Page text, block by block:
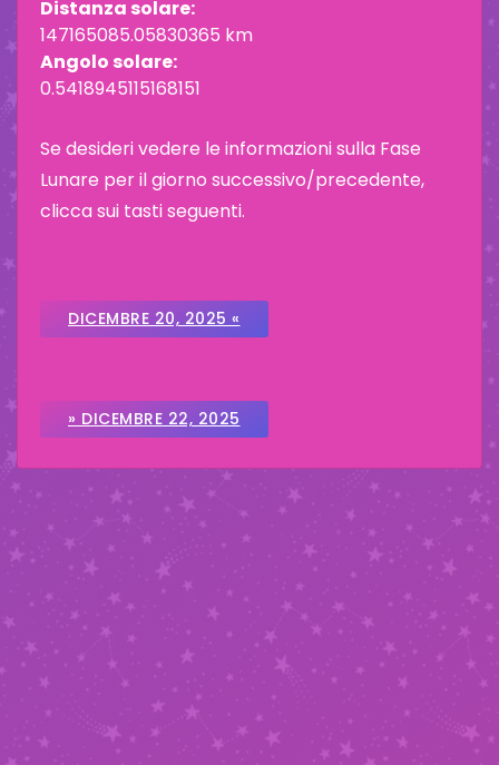
Distanza solare:
147165085.05830365 km
Angolo solare:
0.5418945115168151
Se desideri vedere le informazioni sulla Fase
Lunare per il giorno successivo/precedente,
clicca sui tasti seguenti.
DICEMBRE 20, 2025 «
» DICEMBRE 22, 2025